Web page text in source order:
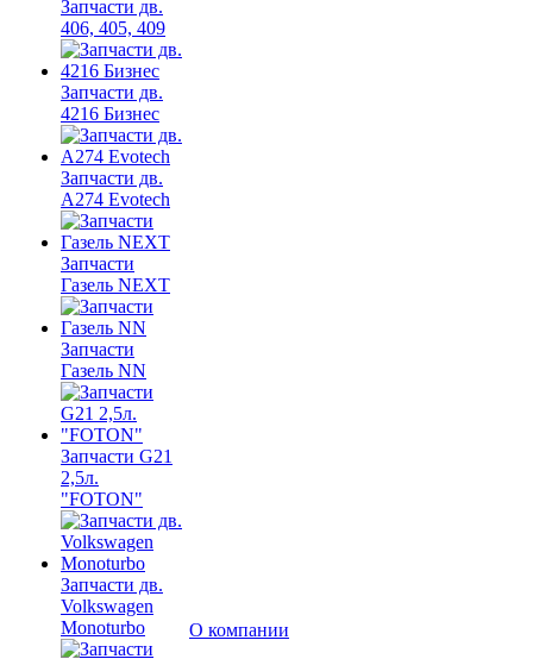
Запчасти дв.
406, 405, 409
Запчасти дв.
4216 Бизнес
Запчасти дв.
A274 Evotech
Запчасти
Газель NEXT
Запчасти
Газель NN
Запчасти G21
2,5л.
"FOTON"
Запчасти дв.
Volkswagen
Monoturbo
О компании